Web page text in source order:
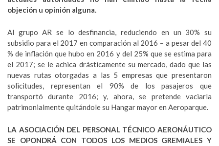
objeción u opinión alguna.
Al grupo AR se lo desfinancia, reduciendo en un 30% su
subsidio para el 2017 en comparación al 2016 – a pesar del 40
% de inflación que hubo en 2016 y del 25% que se estima para
el 2017; se le achica drásticamente su mercado, dado que las
nuevas rutas otorgadas a las 5 empresas que presentaron
solicitudes, representan el 90% de los pasajeros que
transportó durante 2016; y, ahora, se pretende vaciarla
patrimonialmente quitándole su Hangar mayor en Aeroparque.
LA ASOCIACIÓN DEL PERSONAL TÉCNICO AERONÁUTICO
SE OPONDRÁ CON TODOS LOS MEDIOS GREMIALES Y